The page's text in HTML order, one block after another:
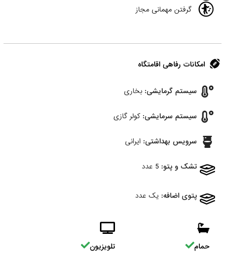
گرفتن مهمانی مجاز
امکانات رفاهی اقامتگاه
سیستم گرمایشی: بخاری
سیستم سرمایشی: کولر گازی
سرویس بهداشتی: ایرانی
تشک و پتو: 5 عدد
پتوی اضافه: یک عدد
حمام تلویزیون